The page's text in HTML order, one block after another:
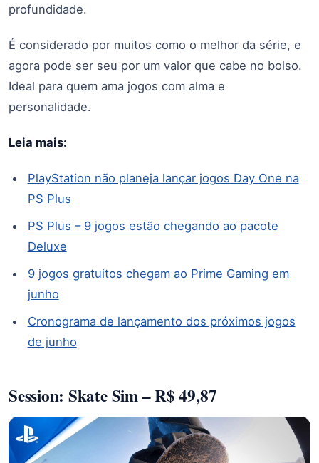
profundidade.
É considerado por muitos como o melhor da série, e
agora pode ser seu por um valor que cabe no bolso.
Ideal para quem ama jogos com alma e
personalidade.
Leia mais:
PlayStation não planeja lançar jogos Day One na
PS Plus
PS Plus – 9 jogos estão chegando ao pacote
Deluxe
9 jogos gratuitos chegam ao Prime Gaming em
junho
Cronograma de lançamento dos próximos jogos
de junho
Session: Skate Sim – R$ 49,87